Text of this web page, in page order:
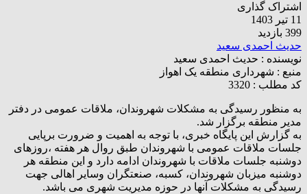
اشتراک گذاری
11 تیر 1403
399 بازدید
حدیث احمدی سعید
نویسنده : حدیث احمدی سعید
منبع : شهرداری منطقه یک اهواز
کد مطلب : 3320
به منظور رسیدگی به مشکلات شهروندان، ملاقات عمومی در دفتر
مدیر منطقه برگزار شد.
به گزارش این پایگاه خبری، با توجه به اهمیت و ضرورت برپایی
جلسات ملاقات عمومی با شهروندان‌ طبق روال هر هفته ،روزهای
دوشنبه جلسات ملاقات با شهروندان ادامه دارد و این منطقه هر
دوشنبه میزبان شهروندان، کسبه، صنعتگران وسایر اهالی جهت
رسیدگی به مشکلات آنها در حوزه مدیریت شهری می باشد.